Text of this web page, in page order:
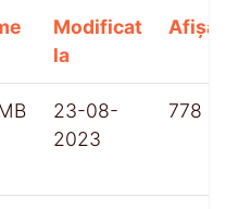
Modificat
la
23-08-
2023
778